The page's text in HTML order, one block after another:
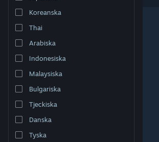
Skaffa Steams mobilapp
Se skrivbordswebbplats
Koreanska
Thai
Arabiska
Indonesiska
Malaysiska
Bulgariska
Tjeckiska
Danska
Tyska